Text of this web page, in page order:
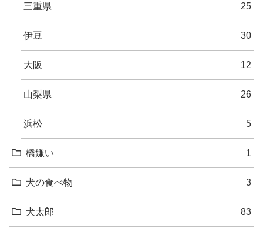
三重県 25
伊豆 30
大阪 12
山梨県 26
浜松 5
橋嫌い 1
犬の食べ物 3
犬太郎 83